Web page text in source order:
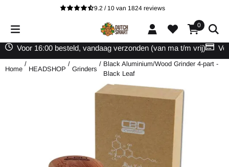
Cookievoorkeuren zijn beschikbaar. Kies instellingen of sta alle
9.2 / 10 van 1824 reviews
0
Voor 16:00 besteld, vandaag verzonden (van ma t/m vrij)
Home
/
HEADSHOP
/
Grinders
/ Black Aluminium/Wood Grinder 4-part -
Black Leaf